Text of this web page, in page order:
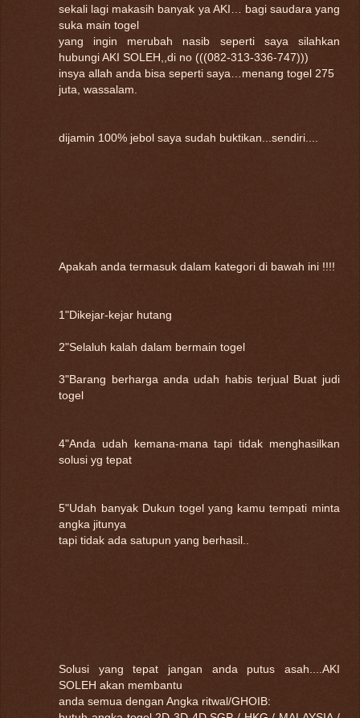
sekali lagi makasih banyak ya AKI… bagi saudara yang
suka main togel
yang ingin merubah nasib seperti saya silahkan
hubungi AKI SOLEH,,di no (((082-313-336-747)))
insya allah anda bisa seperti saya…menang togel 275
juta, wassalam.
dijamin 100% jebol saya sudah buktikan...sendiri....
Apakah anda termasuk dalam kategori di bawah ini !!!!
1"Dikejar-kejar hutang
2"Selaluh kalah dalam bermain togel
3"Barang berharga anda udah habis terjual Buat judi
togel
4"Anda udah kemana-mana tapi tidak menghasilkan
solusi yg tepat
5"Udah banyak Dukun togel yang kamu tempati minta
angka jitunya
tapi tidak ada satupun yang berhasil..
Solusi yang tepat jangan anda putus asah....AKI
SOLEH akan membantu
anda semua dengan Angka ritwal/GHOIB: